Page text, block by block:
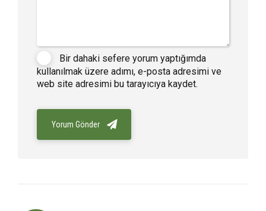
Bir dahaki sefere yorum yaptığımda
kullanılmak üzere adımı, e-posta adresimi ve
web site adresimi bu tarayıcıya kaydet.
Yorum Gönder